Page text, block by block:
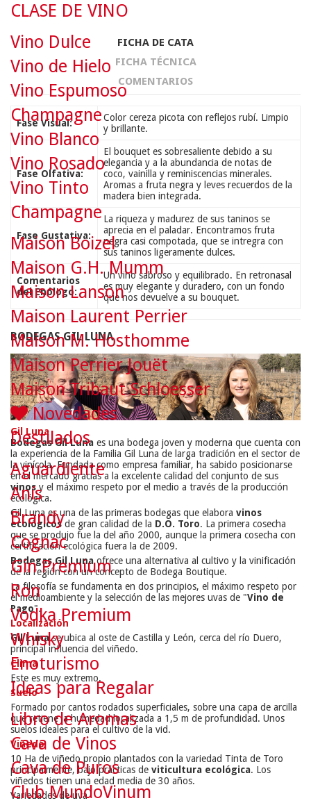
FICHA DE CATA
FICHA TÉCNICA
COMENTARIOS
Fase Visual:
Color cereza picota con reflejos rubí. Limpio
y brillante.
Fase Olfativa:
El bouquet es sobresaliente debido a su
elegancia y a la abundancia de notas de
coco, vainilla y reminiscencias minerales.
Aromas a fruta negra y leves recuerdos de la
madera bien integrada.
Fase Gustativa:
La riqueza y madurez de sus taninos se
aprecia en el paladar. Encontramos fruta
negra casi compotada, que se intregra con
sus taninos ligeramente dulces.
Comentarios
del Enólogo:
Un vino sabroso y equilibrado. En retronasal
es muy elegante y duradero, con un fondo
que nos devuelve a su bouquet.
BODEGAS GIL LUNA
Gil Luna
Bodegas Gil Luna es una bodega joven y moderna que cuenta con
la experiencia de la Familia Gil Luna de larga tradición en el sector de
la vinícola. Fundada como empresa familiar, ha sabido posicionarse
en el mercado gracias a la excelente calidad del conjunto de sus
vinos y el máximo respeto por el medio a través de la producción
ecológica.
Gil Luna es una de las primeras bodegas que elabora vinos
ecológicos de gran calidad de la D.O. Toro. La primera cosecha
que se produjo fue la del año 2000, aunque la primera cosecha con
certificación ecológica fuera la de 2009.
Bodegas Gil Lunaofrece una alternativa al cultivo y la vinificación
de la región con un concepto de Bodega Boutique.
La filosofía se fundamenta en dos principios, el máximo respeto por
el medioambiente y la selección de las mejores uvas de "Vino de
Pago".
Localización
Gil Lunase ubica al oste de Castilla y León, cerca del río Duero,
principal influencia del viñedo.
Clima
Este es muy extremo.
Suelo
Formado por cantos rodados superficiales, sobre una capa de arcilla
que retiene la humedad localizada a 1,5 m de profundidad. Unos
suelos ideales para el cultivo de la vid.
Viñedo
10 Ha de viñedo propio plantados con la variedad Tinta de Toro
principalmente, bajo prácticas de viticultura ecológica. Los
viñedos tienen una edad media de 30 años.
Variedades de uva
CLASE DE VINO
Vino Dulce
Vino de Hielo
Vino Espumoso
Champagne
Vino Blanco
Vino Rosado
Vino Tinto
Champagne
Maison Boizel
Maison G.H. Mumm
Maison Lanson
Maison Laurent Perrier
Maison M. Hosthomme
Maison Perrier Jouët
Maison Tribaut Schloesser
Novedades
Destilados
Aguardiente
Anís
Brandy
Cognac
Gin Premium
Ron
Vodka Premium
Whisky
Enoturismo
Ideas para Regalar
Libro de Aromas
Cava de Vinos
Cava de Puros
Club MundoVinum